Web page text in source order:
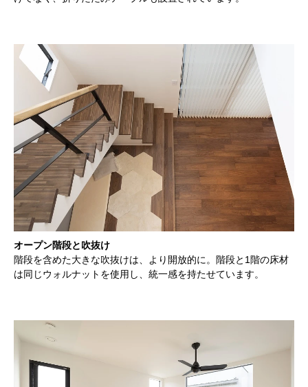
オープン階段と吹抜け
階段を含めた大きな吹抜けは、より開放的に。階段と1階の床材
は同じウォルナットを使用し、統一感を持たせています。